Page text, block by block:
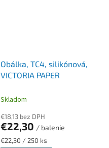
Obálka, TC4, silikónová,
VICTORIA PAPER
Skladom
€18,13 bez DPH
€22,30 / balenie
Jednotková
€22,30 / 250 ks